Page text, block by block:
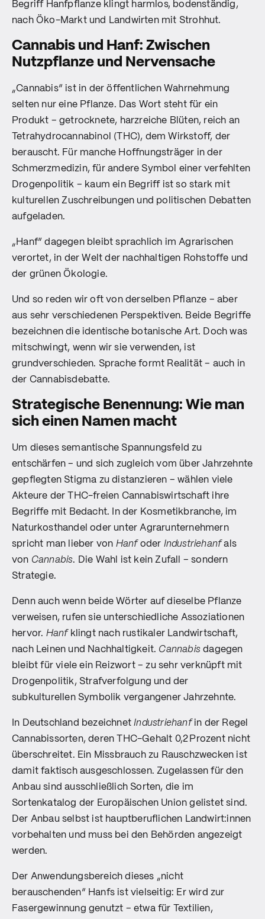
Begriff Hanfpflanze klingt harmlos, bodenständig,
nach Öko-Markt und Landwirten mit Strohhut.
Cannabis und Hanf: Zwischen
Nutzpflanze und Nervensache
„Cannabis“ ist in der öffentlichen Wahrnehmung
selten nur eine Pflanze. Das Wort steht für ein
Produkt – getrocknete, harzreiche Blüten, reich an
Tetrahydrocannabinol (THC), dem Wirkstoff, der
berauscht. Für manche Hoffnungsträger in der
Schmerzmedizin, für andere Symbol einer verfehlten
Drogenpolitik – kaum ein Begriff ist so stark mit
kulturellen Zuschreibungen und politischen Debatten
aufgeladen.
„Hanf“ dagegen bleibt sprachlich im Agrarischen
verortet, in der Welt der nachhaltigen Rohstoffe und
der grünen Ökologie.
Und so reden wir oft von derselben Pflanze – aber
aus sehr verschiedenen Perspektiven. Beide Begriffe
bezeichnen die identische botanische Art. Doch was
mitschwingt, wenn wir sie verwenden, ist
grundverschieden. Sprache formt Realität – auch in
der Cannabisdebatte.
Strategische Benennung: Wie man
sich einen Namen macht
Um dieses semantische Spannungsfeld zu
entschärfen – und sich zugleich vom über Jahrzehnte
gepflegten Stigma zu distanzieren – wählen viele
Akteure der THC-freien Cannabiswirtschaft ihre
Begriffe mit Bedacht. In der Kosmetikbranche, im
Naturkosthandel oder unter Agrarunternehmern
spricht man lieber von Hanfoder Industriehanfals
von Cannabis. Die Wahl ist kein Zufall – sondern
Strategie.
Denn auch wenn beide Wörter auf dieselbe Pflanze
verweisen, rufen sie unterschiedliche Assoziationen
hervor. Hanfklingt nach rustikaler Landwirtschaft,
nach Leinen und Nachhaltigkeit. Cannabis dagegen
bleibt für viele ein Reizwort – zu sehr verknüpft mit
Drogenpolitik, Strafverfolgung und der
subkulturellen Symbolik vergangener Jahrzehnte.
In Deutschland bezeichnetIndustriehanfin der Regel
Cannabissorten, deren THC-Gehalt 0,2 Prozent nicht
überschreitet. Ein Missbrauch zu Rauschzwecken ist
damit faktisch ausgeschlossen. Zugelassen für den
Anbau sind ausschließlich Sorten, die im
Sortenkatalog der Europäischen Union gelistet sind.
Der Anbau selbst ist hauptberuflichen Landwirt:innen
vorbehalten und muss bei den Behörden angezeigt
werden.
Der Anwendungsbereich dieses „nicht
berauschenden“ Hanfs ist vielseitig: Er wird zur
Fasergewinnung genutzt – etwa für Textilien,